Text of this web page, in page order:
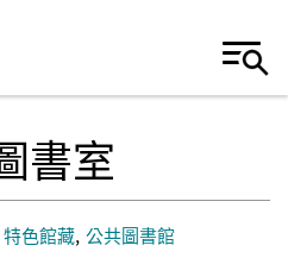
書室
特色館藏 公共圖書館